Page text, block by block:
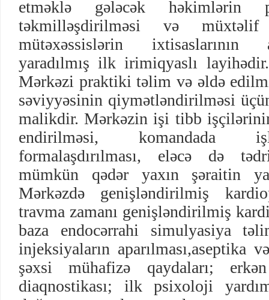
etməklə gələcək həkimlərin
təkmilləşdirilməsi və
mütəxəssislərin ixtisaslarının
yaradılmış ilk irimiqyaslı
Mərkəzi praktiki təlim və əldə
səviyyəsinin qiymətləndirilməsi
malikdir. Mərkəzin işi tibb
endirilməsi, komandada
formalaşdırılması, eləcə də
mümkün qədər yaxın şəraitin
Mərkəzdə genişləndirilmiş
travma zamanı genişləndirilmiş
baza endocərrahi simulyasiya
injeksiyaların aparılması,aseptika
şəxsi mühafizə qaydaları;
diaqnostikası; ilk psixoloji